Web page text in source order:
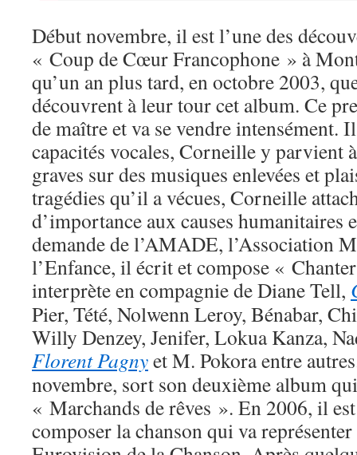
Début novembre, il est l’une des
« Coup de Cœur Francophone » à
qu’un an plus tard, en octobre 2003,
découvrent à leur tour cet album. Ce
de maître et va se vendre intensément.
capacités vocales, Corneille y parvient
graves sur des musiques enlevées et
tragédies qu’il a vécues, Corneille
d’importance aux causes humanitaires
demande de l’AMADE, l’Association
l’Enfance, il écrit et compose «
interprète en compagnie de Diane Tell,
Pier, Tété, Nolwenn Leroy, Bénabar,
Willy Denzey, Jenifer, Lokua Kanza,
Florent Pagnyet M. Pokora entre
novembre, sort son deuxième album
« Marchands de rêves ». En 2006, il
composer la chanson qui va